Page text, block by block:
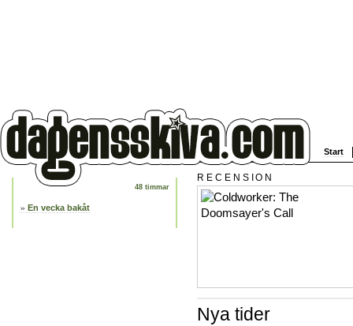
Start
48 timmar
En vecka bakåt
RECENSION
Nya tider